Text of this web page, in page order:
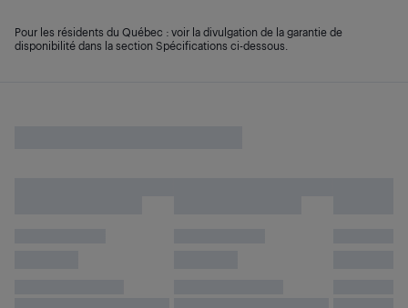
Pour les résidents du Québec : voir la divulgation de la garantie de
disponibilité dans la section Spécifications ci-dessous.